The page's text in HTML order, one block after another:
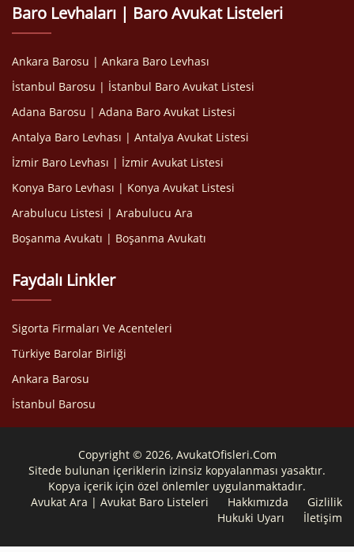
Baro Levhaları | Baro Avukat Listeleri
Ankara Barosu | Ankara Baro Levhası
İstanbul Barosu | İstanbul Baro Avukat Listesi
Adana Barosu | Adana Baro Avukat Listesi
Antalya Baro Levhası | Antalya Avukat Listesi
İzmir Baro Levhası | İzmir Avukat Listesi
Konya Baro Levhası | Konya Avukat Listesi
Arabulucu Listesi | Arabulucu Ara
Boşanma Avukatı | Boşanma Avukatı
Faydalı Linkler
Sigorta Firmaları Ve Acenteleri
Türkiye Barolar Birliği
Ankara Barosu
İstanbul Barosu
Copyright © 2026, AvukatOfisleri.Com
Sitede bulunan içeriklerin izinsiz kopyalanması yasaktır.
Kopya içerik için özel önlemler uygulanmaktadır.
Avukat Ara | Avukat Baro Listeleri
Hakkımızda
Gizlilik
Hukuki Uyarı
İletişim